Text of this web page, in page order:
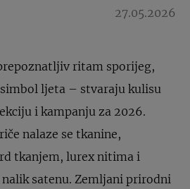
27.05.2026
ritam sporijeg,
ljeta – stvaraju kulisu
i kampanju za 2026.
nalaze se tkanine,
tkanjem, lurex nitima i
satenu. Zemljani prirodni